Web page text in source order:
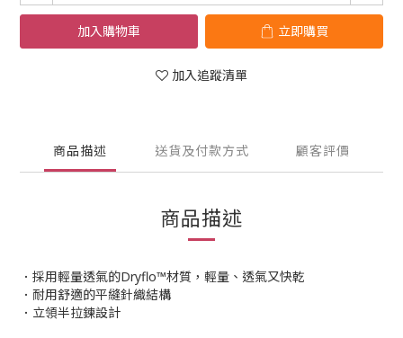
加入購物車 立即購買
加入追蹤清單
商品描述 送貨及付款方式 顧客評價
商品描述
．採用輕量透氣的Dryflo™材質，輕量、透氣又快乾
．耐用舒適的平縫針織結構
．立領半拉鍊設計